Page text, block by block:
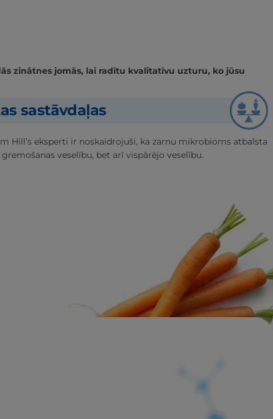
zinātnes jomās, lai radītu kvalitatīvu uzturu, ko jūsu
sastāvdaļas
Hill’s eksperti ir noskaidrojuši, ka zarnu mikrobioms atbalsta
veselību, bet arī vispārējo veselību.